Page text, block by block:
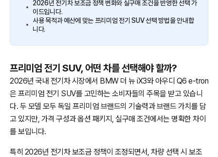
2026년 전기차 보조금 정책 변화와 실구매 조건을 반영한 선택 가
이드입니다.
사용 목적과 예산에 맞는 프리미엄 전기 SUV 선택 방법을 안내합
니다.
프리미엄 전기 SUV, 어떤 차를 선택해야 할까?
2026년 국내 전기차 시장에서 BMW 더 뉴 iX3와 아우디 Q6 e-tron
은 프리미엄 전기 SUV를 고민하는 소비자들의 주목을 받고 있습니
다. 두 모델 모두 독일 프리미엄 브랜드의 기술력과 브랜드 가치를 담
고 있지만, 가격 구성과 옵션 패키지, 실구매 조건에서는 명확한 차이
를 보입니다.
특히 2026년 전기차 보조금 정책이 조정되면서, 차량 선택 시 보조